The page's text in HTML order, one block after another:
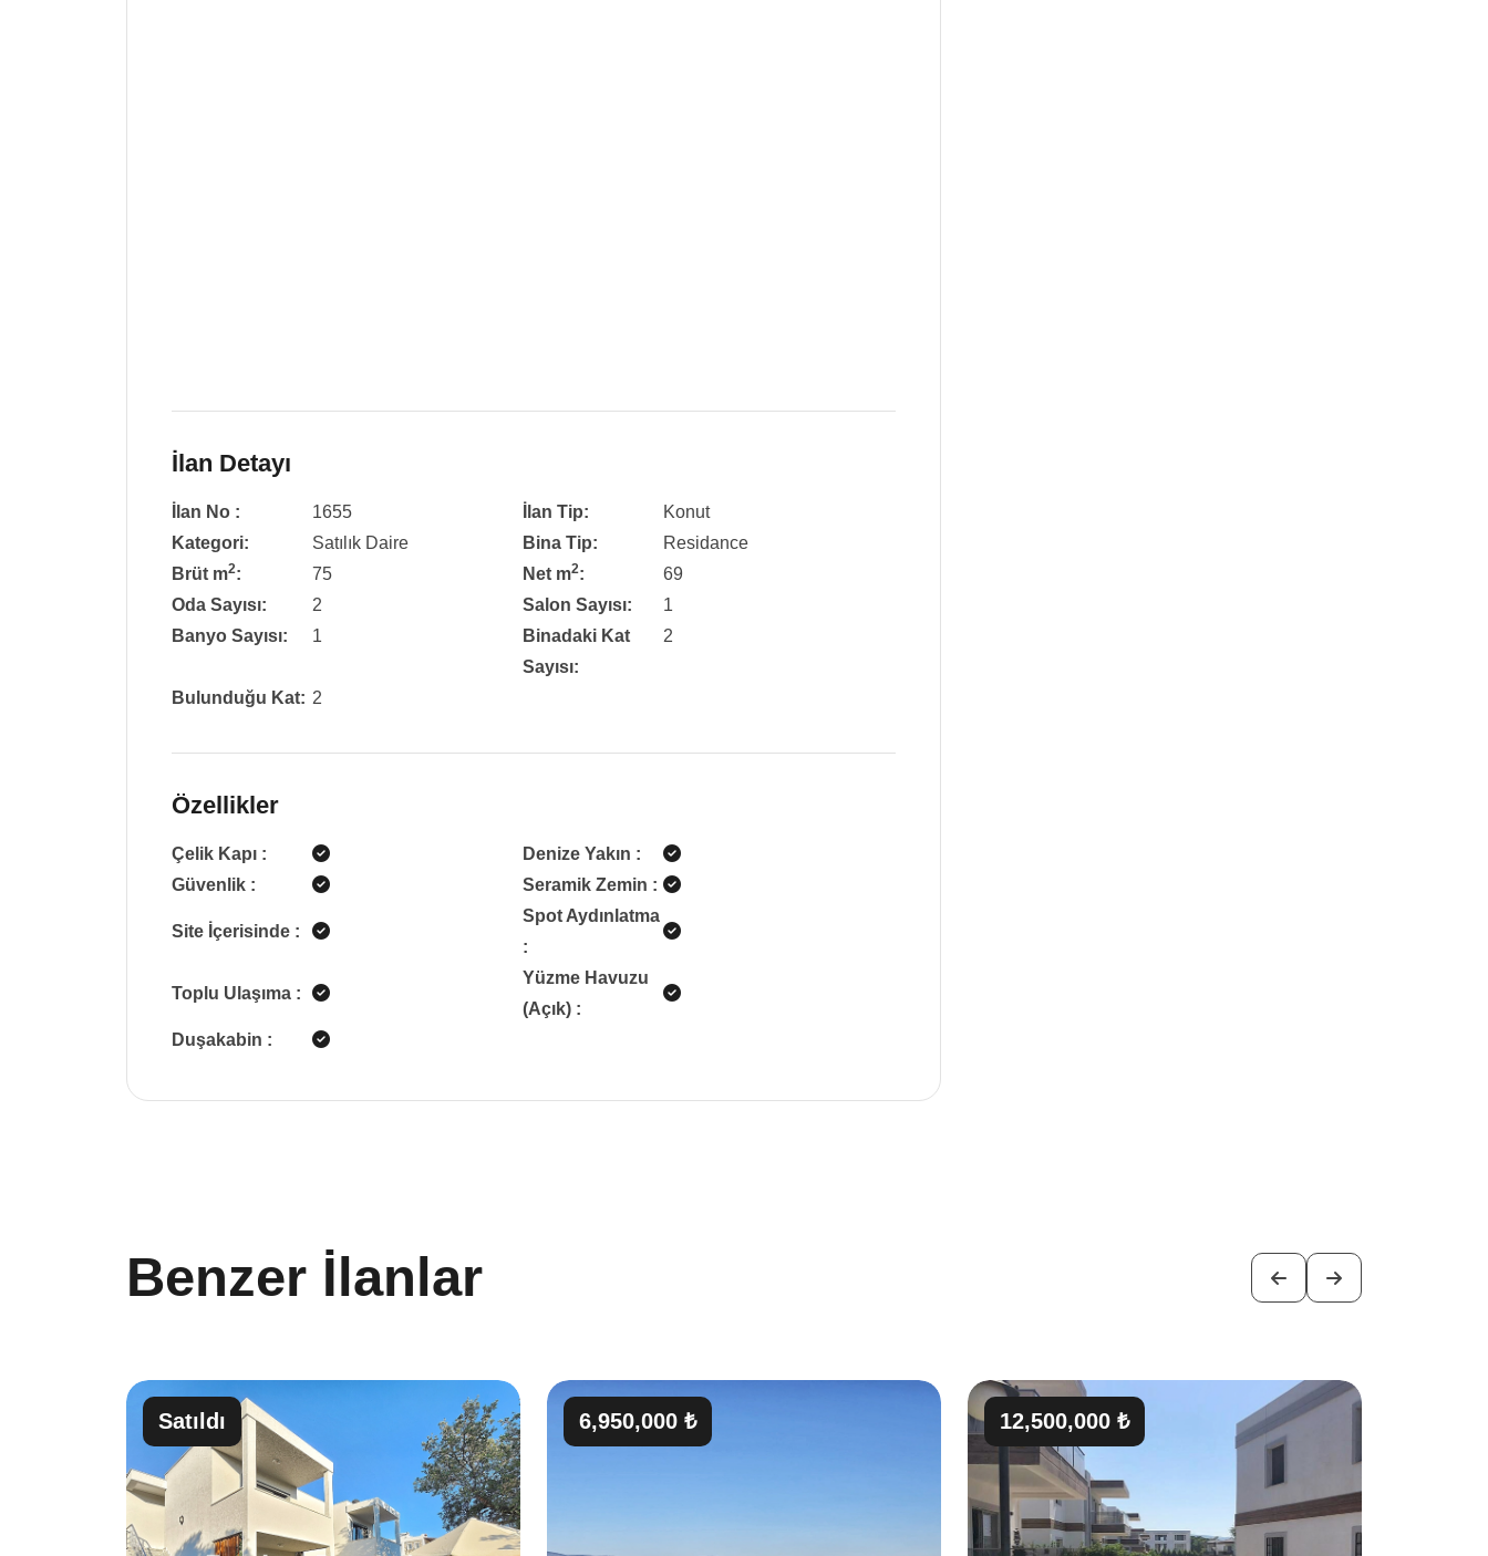
İlan Detayı
İlan No : 1655 İlan Tip:
Konut
Kategori:
Satılık Daire Bina Tip:
Residance
Brüt m2: 75 Net m2:
69
Oda Sayısı:
2 Salon Sayısı:
1
Banyo Sayısı:
1
Binadaki Kat
Sayısı:
2
Bulunduğu Kat: 2
Özellikler
Çelik Kapı : Denize Yakın :
Güvenlik : Seramik Zemin :
Site İçerisinde :
Spot Aydınlatma
:
Toplu Ulaşıma :
Yüzme Havuzu
(Açık) :
Duşakabin :
Benzer İlanlar
Satıldı 6,950,000 ₺ 12,500,000 ₺